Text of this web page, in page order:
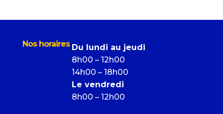
Nos horaires Du lundi au jeudi
8h00 – 12h00
14h00 – 18h00
Le vendredi
8h00 – 12h00